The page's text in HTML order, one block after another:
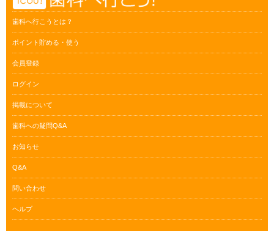
歯科へ行こうとは？
ポイント貯める・使う
会員登録
ログイン
掲載について
歯科への疑問Q&A
お知らせ
Q&A
問い合わせ
ヘルプ